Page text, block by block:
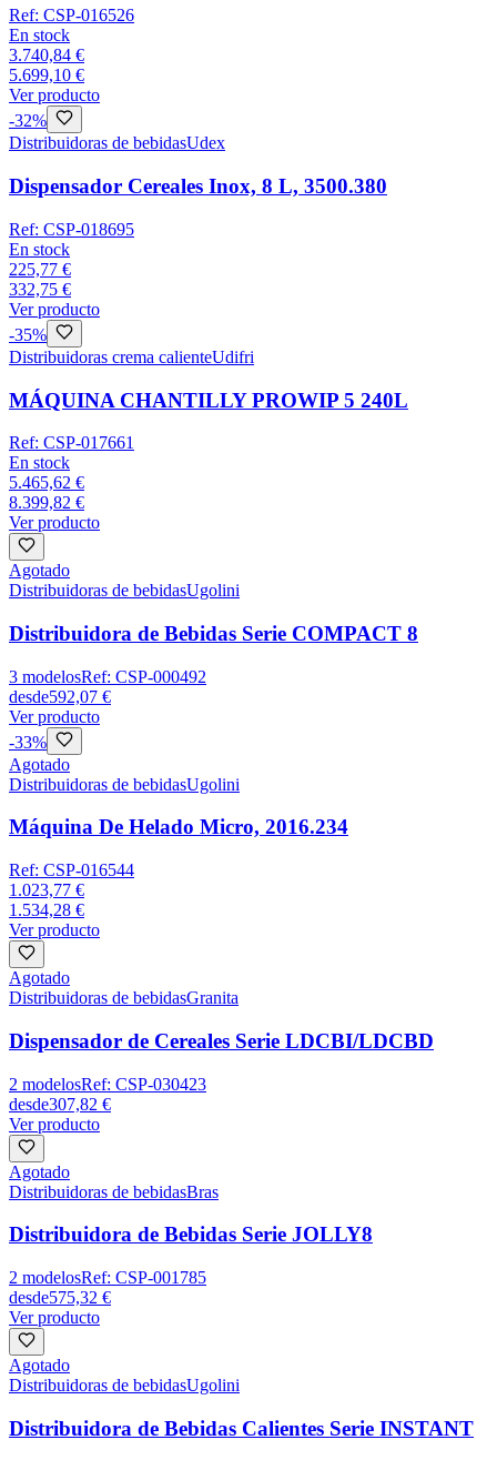
Ref: CSP-016526
En stock
3.740,84 €
5.699,10 €
Ver producto
-32%
Distribuidoras de bebidasUdex
Dispensador Cereales Inox, 8 L, 3500.380
Ref: CSP-018695
En stock
225,77 €
332,75 €
Ver producto
-35%
Distribuidoras crema calienteUdifri
MÁQUINA CHANTILLY PROWIP 5 240L
Ref: CSP-017661
En stock
5.465,62 €
8.399,82 €
Ver producto
Agotado
Distribuidoras de bebidasUgolini
Distribuidora de Bebidas Serie COMPACT 8
3 modelosRef: CSP-000492
desde592,07 €
Ver producto
-33%
Agotado
Distribuidoras de bebidasUgolini
Máquina De Helado Micro, 2016.234
Ref: CSP-016544
1.023,77 €
1.534,28 €
Ver producto
Agotado
Distribuidoras de bebidasGranita
Dispensador de Cereales Serie LDCBI/LDCBD
2 modelosRef: CSP-030423
desde307,82 €
Ver producto
Agotado
Distribuidoras de bebidasBras
Distribuidora de Bebidas Serie JOLLY8
2 modelosRef: CSP-001785
desde575,32 €
Ver producto
Agotado
Distribuidoras de bebidasUgolini
Distribuidora de Bebidas Calientes Serie INSTANT